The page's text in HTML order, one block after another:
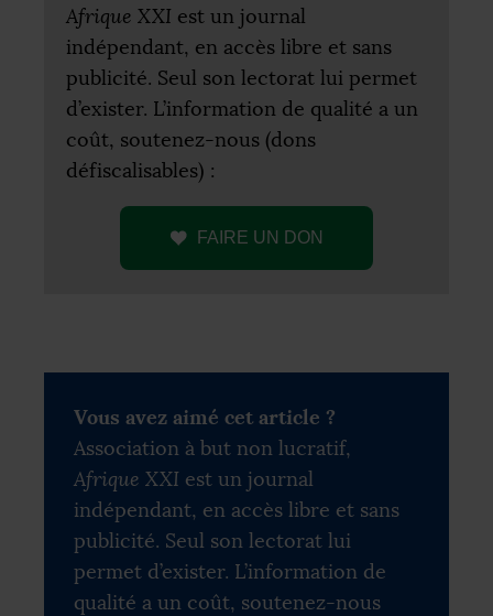
Afrique XXI est un journal
indépendant, en accès libre et sans
publicité. Seul son lectorat lui permet
d’exister. L’information de qualité a un
coût, soutenez-nous (dons
défiscalisables) :
FAIRE UN DON
Vous avez aimé cet article ?
Association à but non lucratif,
Afrique XXI est un journal
indépendant, en accès libre et sans
publicité. Seul son lectorat lui
permet d’exister. L’information de
qualité a un coût, soutenez-nous